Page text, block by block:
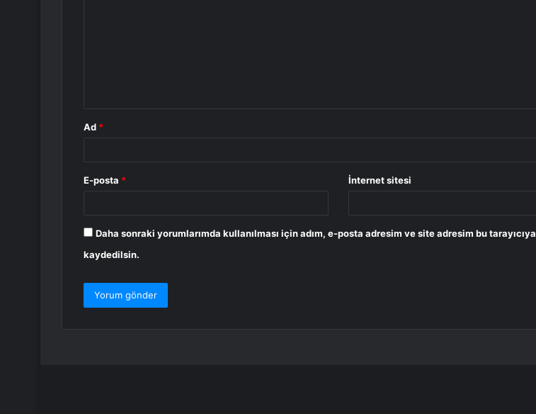
Ad *
E-posta * İnternet sitesi
Daha sonraki yorumlarımda kullanılması için adım, e-posta adresim ve site adresim bu tarayıcıya
kaydedilsin.